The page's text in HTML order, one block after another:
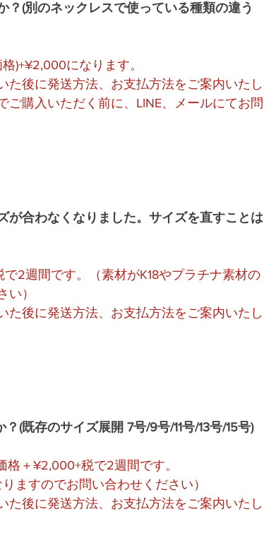
(別のネックレスで使っている種類の違う
)+¥2,000になります。
後に発送方法、お支払方法をご案内いたし
購入いただく前に、LINE、メールにてお問
が合わなくなりました。サイズを直すことは
2週間です。（素材がK18やプラチナ素材の
）
後に発送方法、お支払方法をご案内いたし
(既存のサイズ展開 7号/9号/11号/13号/15号)
＋¥2,000+税で2週間です。
ますのでお問い合わせください）
後に発送方法、お支払方法をご案内いたし